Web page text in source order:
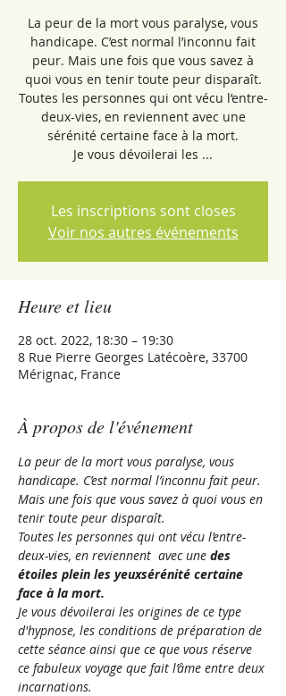
La peur de la mort vous paralyse, vous
handicape. C’est normal l’inconnu fait
peur. Mais une fois que vous savez à
quoi vous en tenir toute peur disparaît.
Toutes les personnes qui ont vécu l’entre-
deux-vies, en reviennent avec une
sérénité certaine face à la mort.
Je vous dévoilerai les ...
Les inscriptions sont closes
Voir nos autres événements
Heure et lieu
28 oct. 2022, 18:30 – 19:30
8 Rue Pierre Georges Latécoère, 33700
Mérignac, France
À propos de l'événement
La peur de la mort vous paralyse, vous
handicape. C’est normal l’inconnu fait peur.
Mais une fois que vous savez à quoi vous en
tenir toute peur disparaît.
Toutes les personnes qui ont vécu l’entre-
deux-vies, en reviennent avec une des
étoiles plein les yeuxsérénité certaine
face à la mort.
Je vous dévoilerai les origines de ce type
d'hypnose, les conditions de préparation de
cette séance ainsi que ce que vous réserve
ce fabuleux voyage que fait l’âme entre deux
incarnations.